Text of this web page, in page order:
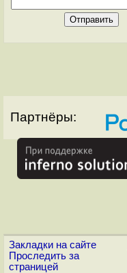
Партнёры:
Закладки на сайте
Проследить за
страницей